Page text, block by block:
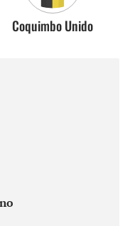
Coquimbo Unido